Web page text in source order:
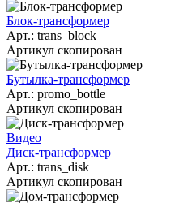
Блок-трансформер
Арт.: trans_block
Артикул скопирован
Бутылка-трансформер
Арт.: promo_bottle
Артикул скопирован
Видео
Диск-трансформер
Арт.: trans_disk
Артикул скопирован